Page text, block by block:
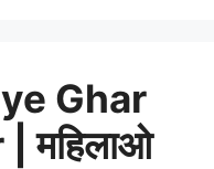
Ghar
महिलाओ